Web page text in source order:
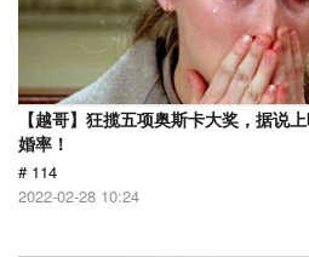
【越哥】狂揽五项奥斯卡大奖，据说
婚率！
# 114
2022-02-28 10:24